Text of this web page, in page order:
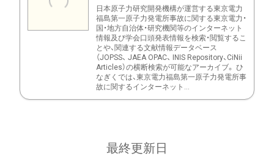
日本原子力研究開発機構が運営する東京電力
福島第一原子力発電所事故に関する東京電力・
国・地方自治体・研究機関等のインターネット
情報及び学会口頭発表情報を検索・閲覧するこ
とや、関連する文献情報データベース
（JOPSS、 JAEA OPAC、 INIS Repository、CiNii
Articles）の横断検索が可能なアーカイブ。 ひ
なぎくでは、東京電力福島第一原子力発電所事
故に関するインターネット...
最終更新日